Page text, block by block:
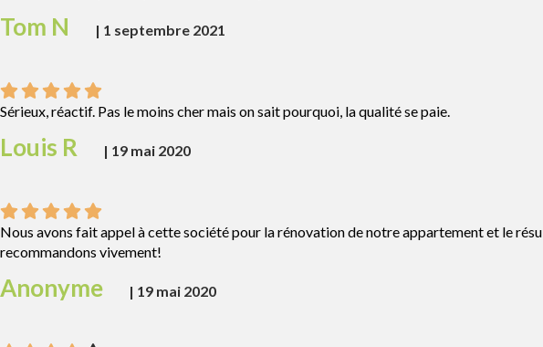
Tom N | 1 septembre 2021
Sérieux, réactif. Pas le moins cher mais on sait pourquoi, la qualité se paie.
Louis R | 19 mai 2020
Nous avons fait appel à cette société pour la rénovation de notre appartement et le
recommandons vivement!
Anonyme | 19 mai 2020